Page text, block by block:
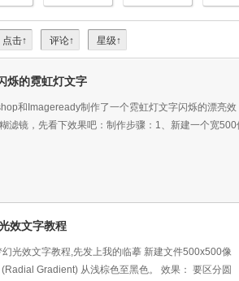
点击↑ 评论↑ 星级↑
烁的霓虹灯文字
和Imageready制作了一个霓虹灯文字闪烁的漂亮效
滤镜，先看下效果吧：制作步骤：1、新建一个宽500
效文字教程
幻光效文字教程,先发上我的临摹 新建文件500x500像
Gradient) 从浅棕色至黑色。 效果： 要区分圆